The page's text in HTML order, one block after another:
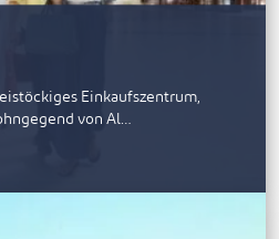
Einkaufszentrum,
von Al…